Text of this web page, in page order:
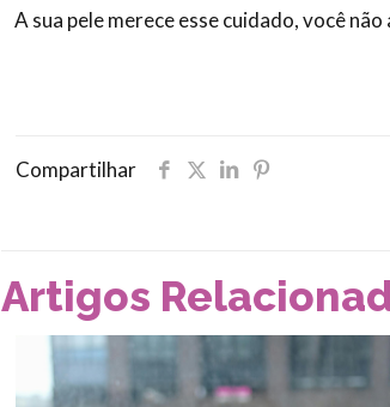
A sua pele merece esse cuidado, você não
Compartilhar
Artigos